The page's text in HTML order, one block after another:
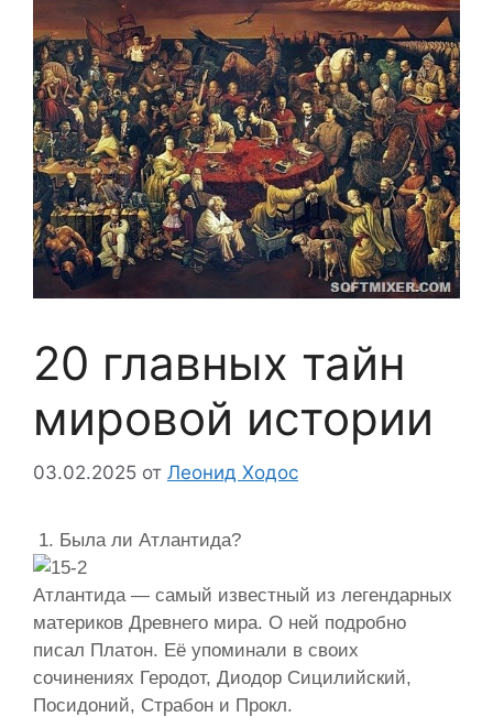
20 главных тайн
мировой истории
03.02.2025 от Леонид Ходос
1. Была ли Атлантида?
Атлантида — самый известный из легендарных
материков Древнего мира. О ней подробно
писал Платон. Её упоминали в своих
сочинениях Геродот, Диодор Сицилийский,
Посидоний, Страбон и Прокл.